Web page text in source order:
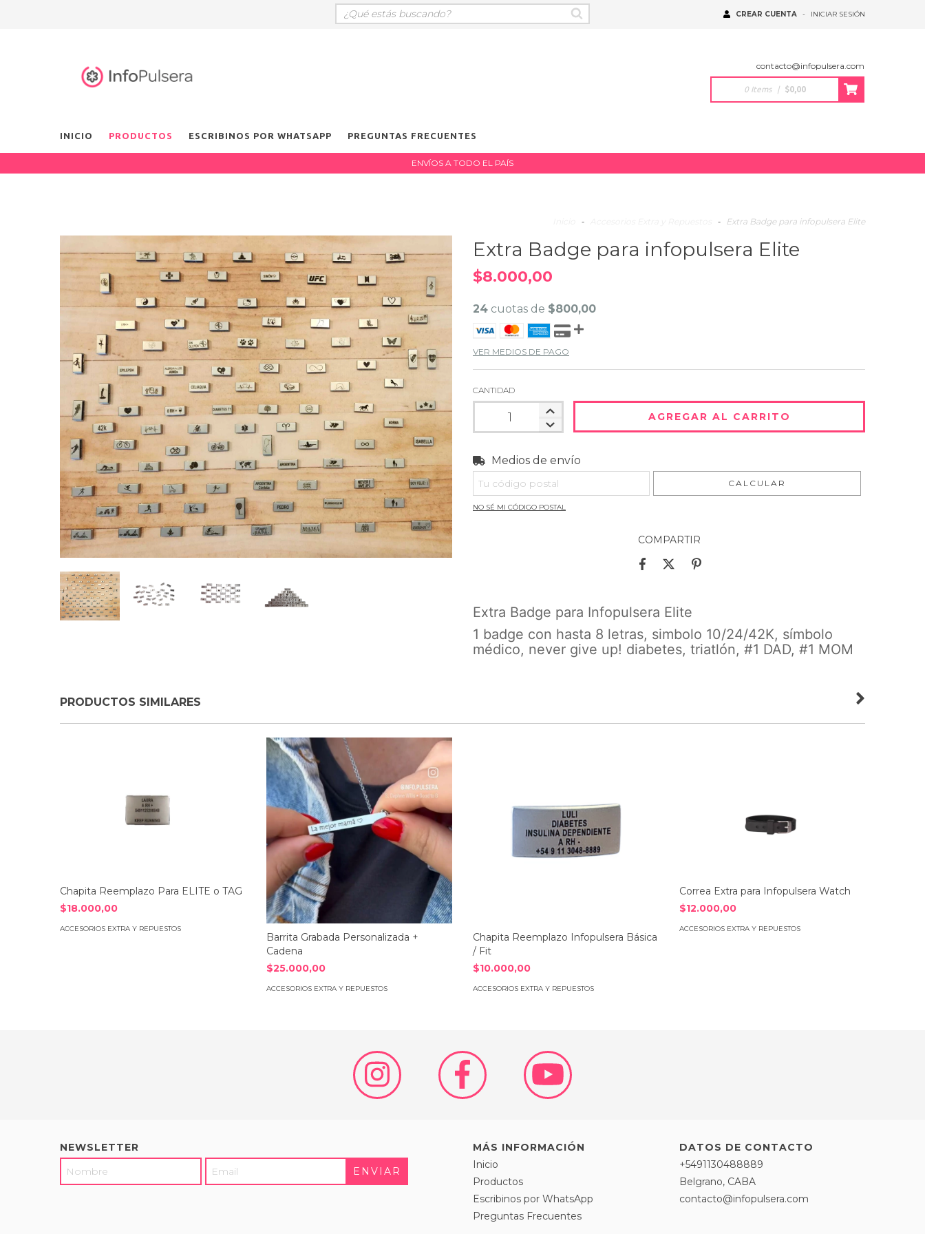
CREAR CUENTA - INICIAR SESIÓN
contacto@infopulsera.com
0 Items | $0,00
INICIO PRODUCTOS ESCRIBINOS POR WHATSAPP PREGUNTAS FRECUENTES
ENVÍOS A TODO EL PAÍS
- - Extra Badge para infopulsera Elite
Extra Badge para infopulsera Elite
$8.000,00
24 cuotas de $800,00
VER MEDIOS DE PAGO
CANTIDAD
Entregas para el CP:
Medios de envío
CALCULAR
NO SÉ MI CÓDIGO POSTAL
COMPARTIR
Extra Badge para Infopulsera Elite
1 badge con hasta 8 letras, simbolo 10/24/42K, símbolo
médico, never give up! diabetes, triatlón, #1 DAD, #1 MOM
PRODUCTOS SIMILARES
Chapita Reemplazo Para ELITE o TAG
$18.000,00
ACCESORIOS EXTRA Y REPUESTOS
Barrita Grabada Personalizada +
Cadena
$25.000,00
ACCESORIOS EXTRA Y REPUESTOS
Chapita Reemplazo Infopulsera Básica
/ Fit
$10.000,00
ACCESORIOS EXTRA Y REPUESTOS
Correa Extra para Infopulsera Watch
$12.000,00
ACCESORIOS EXTRA Y REPUESTOS
NEWSLETTER
MÁS INFORMACIÓN
Inicio
Productos
Escribinos por WhatsApp
Preguntas Frecuentes
DATOS DE CONTACTO
+5491130488889
Belgrano, CABA
contacto@infopulsera.com